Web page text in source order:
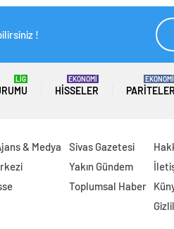
!
LİG
HISSELER
EKONOMİ
PARITELER
EKONOMİ
& Medya
Sivas Gazetesi
Yakın Gündem
Toplumsal Haber